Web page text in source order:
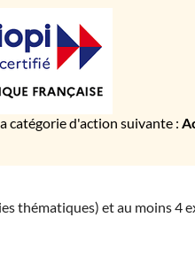
catégorie d'action suivante :
thématiques) et au moins 4